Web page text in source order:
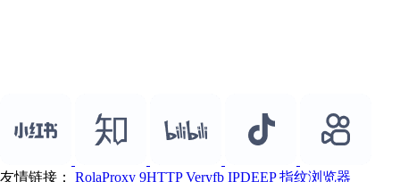
友情链接： RolaProxy 9HTTP Veryfb IPDEEP 指纹浏览器